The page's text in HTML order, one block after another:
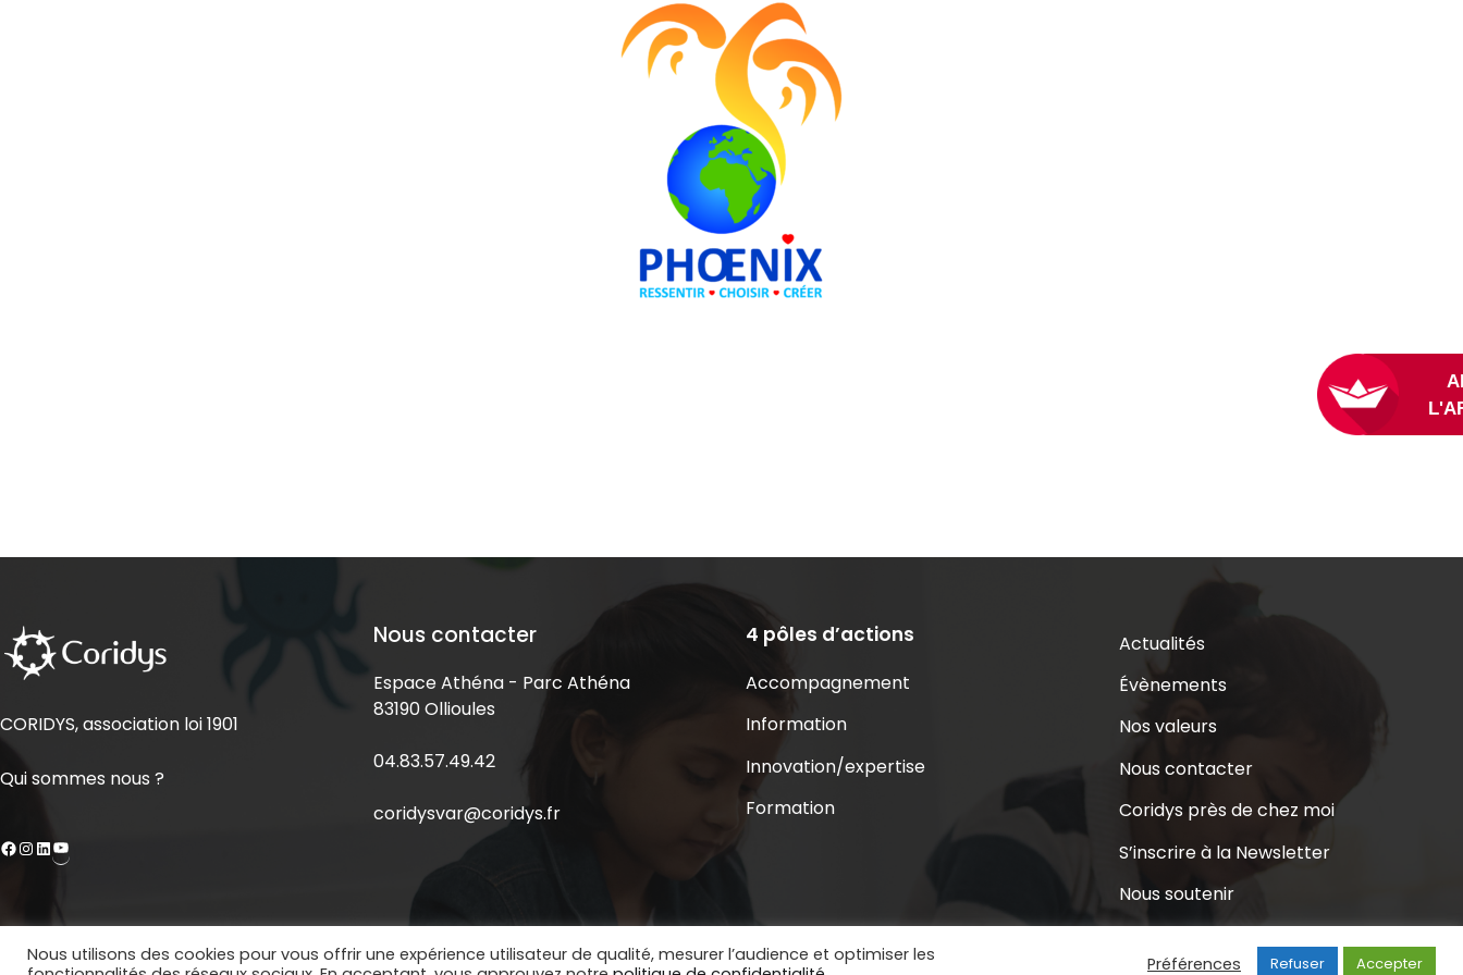
CORIDYS, association loi 1901
Qui sommes nous ?
Nous contacter
Espace Athéna - Parc Athéna
83190 Ollioules
04.83.57.49.42
coridysvar@coridys.fr
4 pôles d’actions
Accompagnement
Information
Innovation/expertise
Formation
Actualités
Évènements
Nos valeurs
Nous contacter
Coridys près de chez moi
S’inscrire à la Newsletter
Nous soutenir
Nous utilisons des cookies pour vous offrir une expérience utilisateur de qualité, mesurer l’audience et optimiser les
Préférences Refuser Accepter